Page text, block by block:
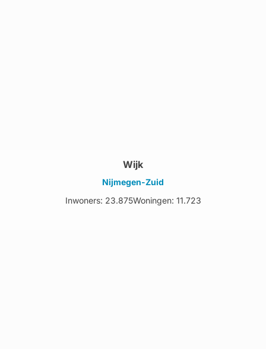
Wijk
Nijmegen-Zuid
Inwoners: 23.875Woningen: 11.723